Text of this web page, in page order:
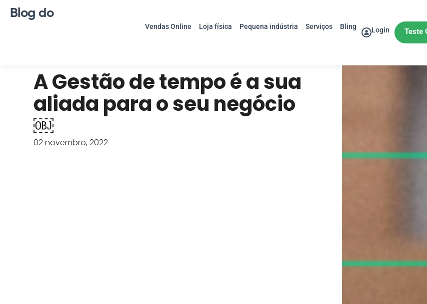
Blog do
Vendas Online Loja física Pequena indústria Serviços Bling Login Teste
A Gestão de tempo é a sua
aliada para o seu negócio
￼
02 novembro, 2022